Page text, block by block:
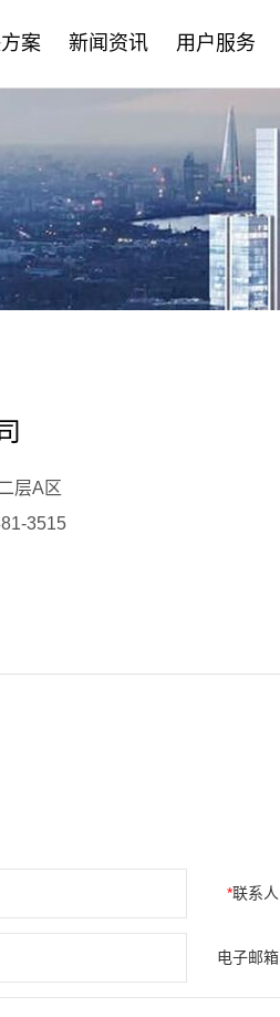
案 新闻资讯
学术分享
脑客中国
用户服务
售后服务
培训学习
文档下载
常见问题
层A区
3515
*联系人
电子邮箱